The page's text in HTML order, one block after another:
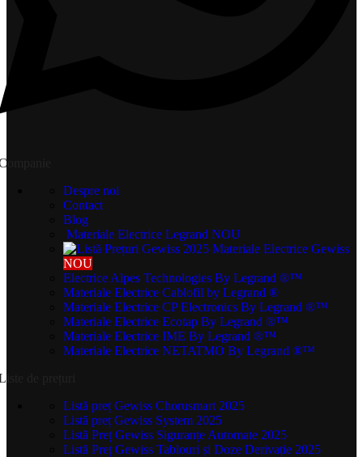
Despre noi
Contact
Blog
Materiale Electrice Legrand NOU
Materiale Electrice Gewiss
NOU
Electrice Alpes Technologies By Legrand ®™
Materiale Electrice Cablofil by Legrand ®
Materiale Electrice CP Electronics By Legrand ®™
Materiale Electrice Ecotap By Legrand ®™
Materiale Electrice IME By Legrand ®™
Materiale Electrice NETATMO By Legrand ®™
de prețuri
Listă preț Gewiss Chorusmart 2025
Listă preț Gewiss System 2025
Listă Preț Gewiss Siguranțe Automate 2025
Listă Preț Gewiss Tablouri și Doze Derivație 2025